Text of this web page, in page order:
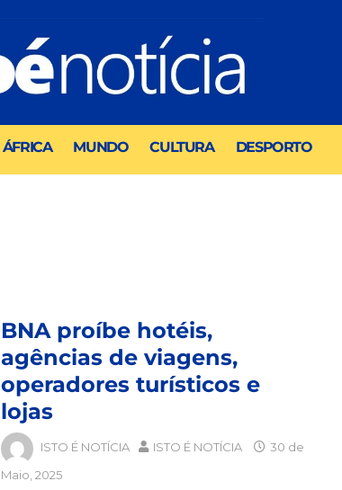
ÁFRICA MUNDO CULTURA DESPORTO
BNA proíbe hotéis,
agências de viagens,
operadores turísticos e
lojas
ISTO É NOTÍCIA ISTO É NOTÍCIA
30 de
Maio, 2025